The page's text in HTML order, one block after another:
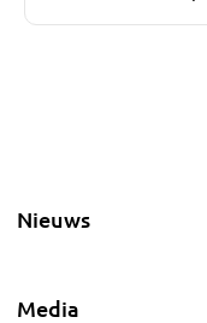
Nieuws
Media